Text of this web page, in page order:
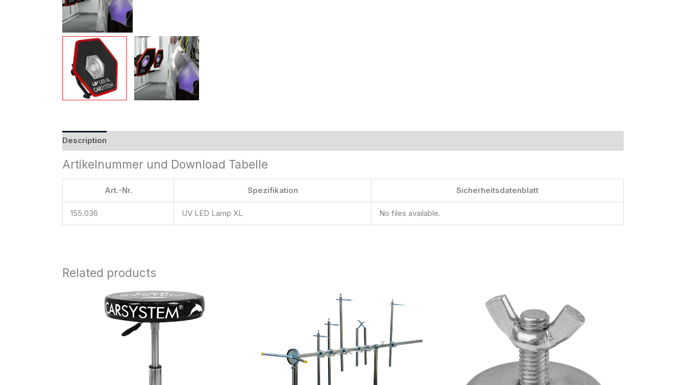
Description
Artikelnummer und Download Tabelle
Art.-Nr. Spezifikation Sicherheitsdatenblatt
155.036 UV LED Lamp XL No files available.
Related products